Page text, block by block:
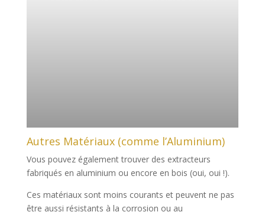
Autres Matériaux (comme l’Aluminium)
Vous pouvez également trouver des extracteurs
fabriqués en aluminium ou encore en bois (oui, oui !).
Ces matériaux sont moins courants et peuvent ne pas
être aussi résistants à la corrosion ou au